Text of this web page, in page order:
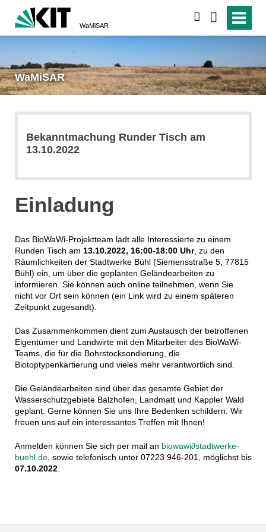
WaMiSAR
WaMiSAR
Bekanntmachung Runder Tisch am
13.10.2022
Einladung
Das BioWaWi-Projektteam lädt alle Interessierte zu einem
Runden Tisch am 13.10.2022, 16:00-18:00 Uhr, zu den
Räumlichkeiten der Stadtwerke Bühl (Siemensstraße 5, 77815
Bühl) ein, um über die geplanten Geländearbeiten zu
informieren. Sie können auch online teilnehmen, wenn Sie
nicht vor Ort sein können (ein Link wird zu einem späteren
Zeitpunkt zugesandt).
Das Zusammenkommen dient zum Austausch der betroffenen
Eigentümer und Landwirte mit den Mitarbeiter des BioWaWi-
Teams, die für die Bohrstocksondierung, die
Biotoptypenkartierung und vieles mehr verantwortlich sind.
Die Geländearbeiten sind über das gesamte Gebiet der
Wasserschutzgebiete Balzhofen, Landmatt und Kappler Wald
geplant. Gerne können Sie uns Ihre Bedenken schildern. Wir
freuen uns auf ein interessantes Treffen mit Ihnen!
Anmelden können Sie sich per mail an biowawi∂stadtwerke-
buehl.de, sowie telefonisch unter 07223 946-201, möglichst bis
07.10.2022.